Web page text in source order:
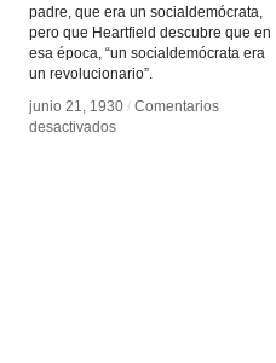
padre, que era un socialdemócrata,
pero que Heartfield descubre que en
esa época, “un socialdemócrata era
un revolucionario”.
junio 21, 1930 / Comentarios
desactivadosen
junio 21, 1930 / Comentarios
desactivadosen